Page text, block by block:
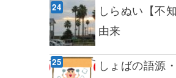
しらぬい【不
由来
しょばの語源